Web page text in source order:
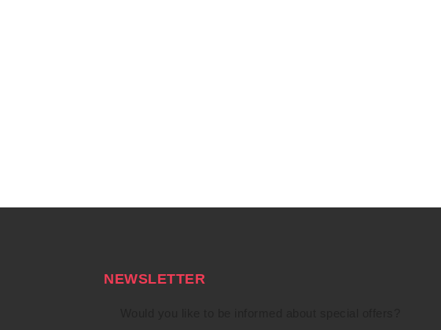
NEWSLETTER